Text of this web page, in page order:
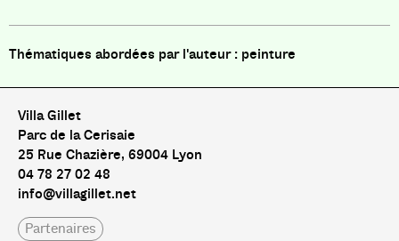
peinture
Villa Gillet
Parc de la Cerisaie
25 Rue Chazière, 69004 Lyon
04 78 27 02 48
info@villagillet.net
Partenaires